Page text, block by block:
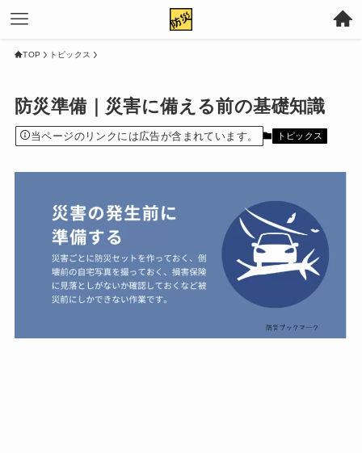
TOP トピックス
防災準備｜災害に備える前の基礎知識
当ページのリンクには広告が含まれています。 トピックス